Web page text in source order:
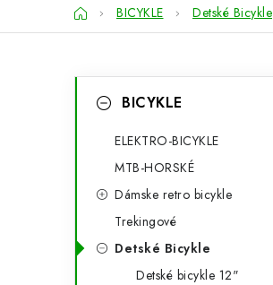
DomovBICYKLE Detské Bicykle
p
kategórie
ó
BICYKLE
ELEKTRO-BICYKLE
MTB-HORSKÉ
Dámske retro bicykle
Trekingové
Detské Bicykle
Detské bicykle 12"